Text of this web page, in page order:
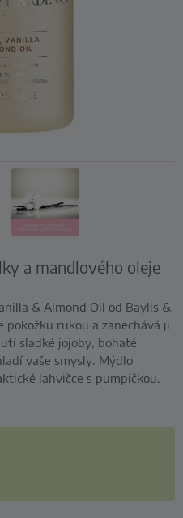
a mandlového oleje
& Almond Oil od Baylis &
rukou a zanechává ji
sladké jojoby, bohaté
vaše smysly. Mýdlo
lahvičce s pumpičkou.